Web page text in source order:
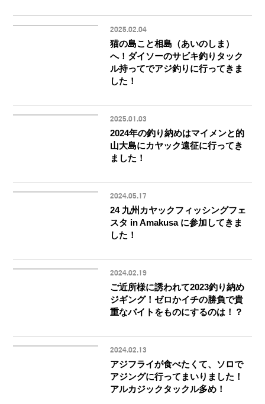
2025.02.04
猫の島こと相島（あいのしま）
へ！ダイソーのサビキ釣りタック
ル持ってでアジ釣りに行ってきま
した！
2025.01.03
2024年の釣り納めはマイメンと的
山大島にカヤック遠征に行ってき
ました！
2024.05.17
24 九州カヤックフィッシングフェ
スタ in Amakusa に参加してきま
した！
2024.02.19
ご近所様に誘われて2023釣り納め
ジギング！ゼロかイチの勝負で貴
重なバイトをものにするのは！？
2024.02.13
アジフライが食べたくて、ソロで
アジングに行ってまいりました！
アルカジックタックル多め！